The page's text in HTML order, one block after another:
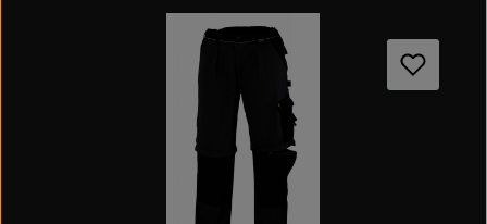
Bildergalerie überspringen